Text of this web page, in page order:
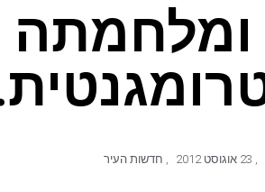
ומלחמתה
,
, חדשות העיר